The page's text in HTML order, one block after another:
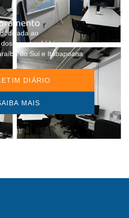
ao
eventos hídricos na
do Sul e Itabapoana
DIÁRIO
MAIS